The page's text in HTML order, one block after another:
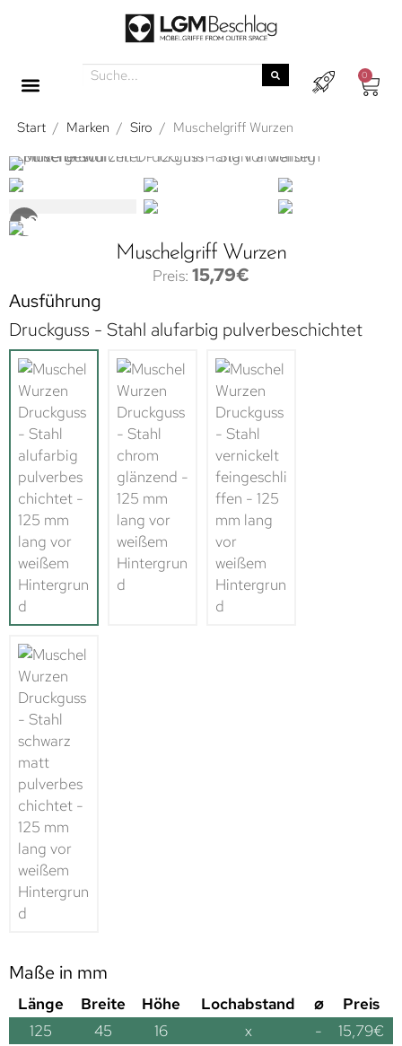
0
Start / Marken / Siro / Muschelgriff Wurzen
Muschelgriff Wurzen
15,79€
Ausführung
Druckguss - Stahl alufarbig pulverbeschichtet
Maße in mm
Länge Breite Höhe Lochabstand ⌀
Preis
125
45 16 x - 15,79€